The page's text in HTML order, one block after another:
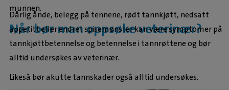
munnen.
Når bør man oppsøke veterinær?
Dårlig ånde, belegg på tennene, rødt tannkjøtt, nedsatt
appetitt eller endret spisemønster kan være symptomer på
tannkjøttbetennelse og betennelse i tannrøttene og bør
alltid undersøkes av veterinær.
Likeså bør akutte tannskader også alltid undersøkes.